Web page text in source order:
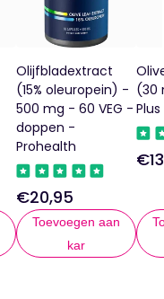
Olijfbladextract
(15% oleuropein) -
500 mg - 60 VEG -
doppen -
Prohealth
Regelmatige
prijs
€20,95
Toevoegen aan
kar
(30
Plus